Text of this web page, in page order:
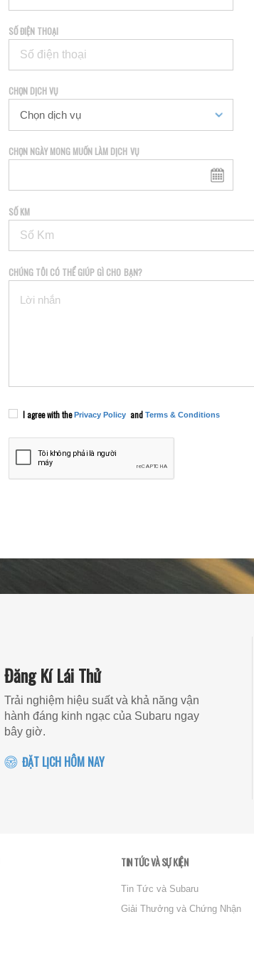
SỐ ĐIỆN THOẠI
CHỌN DỊCH VỤ
CHỌN NGÀY MONG MUỐN LÀM DỊCH VỤ
SỐ KM
CHÚNG TÔI CÓ THỂ GIÚP GÌ CHO BẠN?
I agree with thePrivacy Policyand Terms & Conditions
Đăng Kí Lái Thử
Trải nghiệm hiệu suất và khả năng vận
hành đáng kinh ngạc của Subaru ngay
bây giờ.
ĐẶT LỊCH HÔM NAY
TIN TỨC VÀ SỰ KIỆN
Tin Tức và Subaru
Giải Thưởng và Chứng Nhận